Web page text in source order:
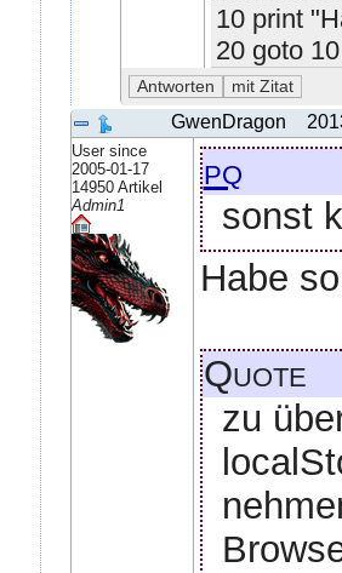
10 print
20 goto 10
GwenDragon
User since
2005-01-17
14950 Artikel
Admin1
pq
sonst
Habe
Quote
zu